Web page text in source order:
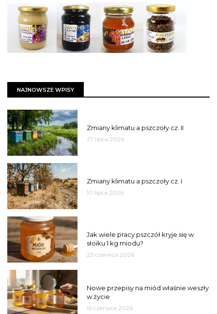
NAJNOWSZE WPISY
Zmiany klimatu a pszczoły cz. II
27 lipca 2026
Zmiany klimatu a pszczoły cz. I
10 lipca 2026
Jak wiele pracy pszczół kryje się w
słoiku 1 kg miodu?
23 czerwca 2026
Nowe przepisy na miód właśnie weszły
w życie
16 czerwca 2026